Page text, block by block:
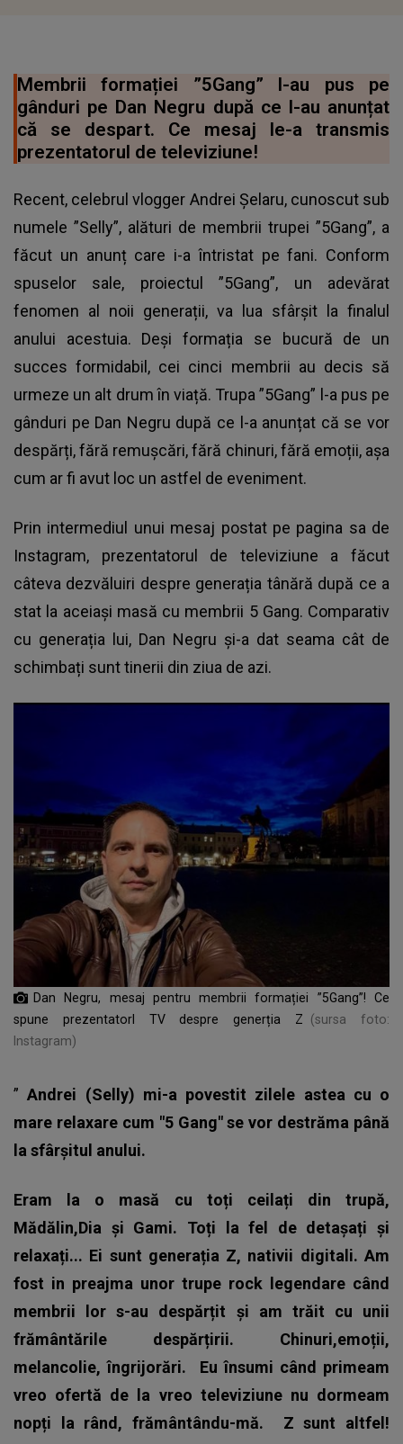
Membrii formației ”5Gang” l-au pus pe
gânduri pe Dan Negru după ce l-au anunțat
că se despart. Ce mesaj le-a transmis
prezentatorul de televiziune!
Recent, celebrul vlogger Andrei Șelaru, cunoscut sub
numele ”Selly”, alături de membrii trupei ”5Gang”, a
făcut un anunț care i-a întristat pe fani. Conform
spuselor sale, proiectul ”5Gang”, un adevărat
fenomen al noii generații, va lua sfârșit la finalul
anului acestuia. Deși formația se bucură de un
succes formidabil, cei cinci membrii au decis să
urmeze un alt drum în viață. Trupa ”5Gang” l-a pus pe
gânduri pe Dan Negru după ce l-a anunțat că se vor
despărți, fără remușcări, fără chinuri, fără emoții, așa
cum ar fi avut loc un astfel de eveniment.
Prin intermediul unui mesaj postat pe pagina sa de
Instagram, prezentatorul de televiziune a făcut
câteva dezvăluiri despre generația tânără după ce a
stat la aceiași masă cu membrii 5 Gang. Comparativ
cu generația lui, Dan Negru și-a dat seama cât de
schimbați sunt tinerii din ziua de azi.
Dan Negru, mesaj pentru membrii formației ”5Gang”! Ce
spune prezentatorl TV despre generția Z
(sursa foto:
Instagram)
”Andrei (Selly) mi-a povestit zilele astea cu o
mare relaxare cum "5 Gang" se vor destrăma până
la sfârșitul anului.
Eram la o masă cu toți ceilați din trupă,
Mădălin,Dia și Gami. Toți la fel de detașați și
relaxați... Ei sunt generația Z, nativii digitali. Am
fost in preajma unor trupe rock legendare când
membrii lor s-au despărțit și am trăit cu unii
frământările despărțirii. Chinuri,emoții,
melancolie, îngrijorări. Eu însumi când primeam
vreo ofertă de la vreo televiziune nu dormeam
nopți la rând, frământându-mă. Z sunt altfel!